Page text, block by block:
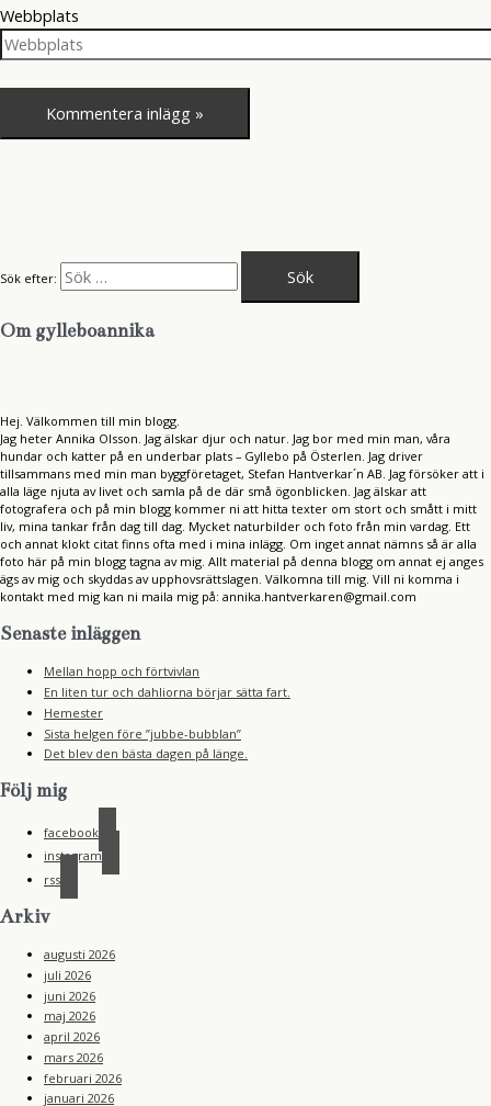
Webbplats
Sök efter:
Om gylleboannika
Hej. Välkommen till min blogg.
Jag heter Annika Olsson. Jag älskar djur och natur. Jag bor med min man, våra
hundar och katter på en underbar plats – Gyllebo på Österlen. Jag driver
tillsammans med min man byggföretaget, Stefan Hantverkar´n AB. Jag försöker att i
alla läge njuta av livet och samla på de där små ögonblicken. Jag älskar att
fotografera och på min blogg kommer ni att hitta texter om stort och smått i mitt
liv, mina tankar från dag till dag. Mycket naturbilder och foto från min vardag. Ett
och annat klokt citat finns ofta med i mina inlägg. Om inget annat nämns så är alla
foto här på min blogg tagna av mig. Allt material på denna blogg om annat ej anges
ägs av mig och skyddas av upphovsrättslagen. Välkomna till mig. Vill ni komma i
kontakt med mig kan ni maila mig på: annika.hantverkaren@gmail.com
Senaste inläggen
Mellan hopp och förtvivlan
En liten tur och dahliorna börjar sätta fart.
Hemester
Sista helgen före ”jubbe-bubblan”
Det blev den bästa dagen på länge.
Följ mig
facebook
instagram
rss
Arkiv
augusti 2026
juli 2026
juni 2026
maj 2026
april 2026
mars 2026
februari 2026
januari 2026